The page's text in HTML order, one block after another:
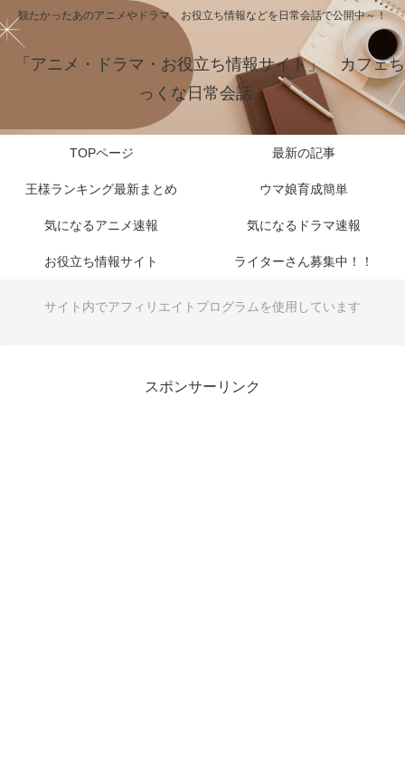
観たかったあのアニメやドラマ、お役立ち情報などを日常会話で公開中～！
「アニメ・ドラマ・お役立ち情報サイト」 カフェち
っくな日常会話
TOPページ 最新の記事
王様ランキング最新まとめ ウマ娘育成簡単
気になるアニメ速報 気になるドラマ速報
お役立ち情報サイト ライターさん募集中！！
サイト内でアフィリエイトプログラムを使用しています
スポンサーリンク